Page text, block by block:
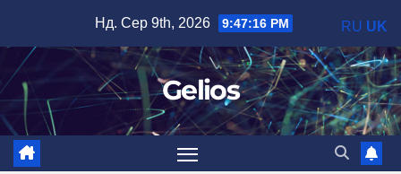
вмісту
Нд. Сер 9th, 2026 9:47:17 PM
Gelios
RU UK